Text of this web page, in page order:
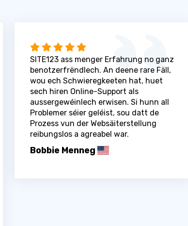
SITE123 ass menger Erfahrung no ganz
benotzerfrëndlech. An deene rare Fäll,
wou ech Schwieregkeeten hat, huet
sech hiren Online-Support als
aussergewéinlech erwisen. Si hunn all
Problemer séier geléist, sou datt de
Prozess vun der Websäiterstellung
reibungslos a agreabel war.
Bobbie Menneg